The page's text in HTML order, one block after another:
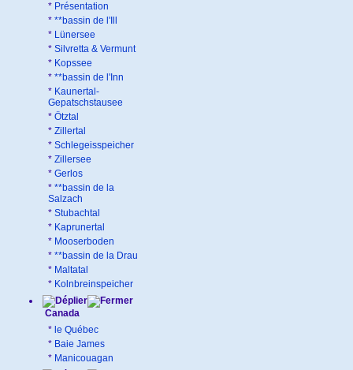
* Présentation
* **bassin de l'Ill
* Lünersee
* Silvretta & Vermunt
* Kopssee
* **bassin de l'Inn
* Kaunertal-
Gepatschstausee
* Ötztal
* Zillertal
* Schlegeisspeicher
* Zillersee
* Gerlos
* **bassin de la
Salzach
* Stubachtal
* Kaprunertal
* Mooserboden
* **bassin de la Drau
* Maltatal
* Kolnbreinspeicher
Canada
* le Québec
* Baie James
* Manicouagan